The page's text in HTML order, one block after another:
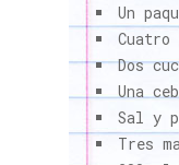
Un
Cuatro
Dos
Una
Sal y
Tres